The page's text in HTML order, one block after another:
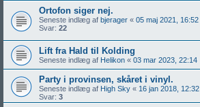
Ortofon siger nej.
Seneste indlæg af bjerager « 05 maj 2021, 16:52
Svar: 22
Lift fra Hald til Kolding
Seneste indlæg af Helikon « 03 mar 2023, 22:14
Party i provinsen, skåret i vinyl.
Seneste indlæg af High Sky « 16 jan 2018, 12:32
Svar: 3